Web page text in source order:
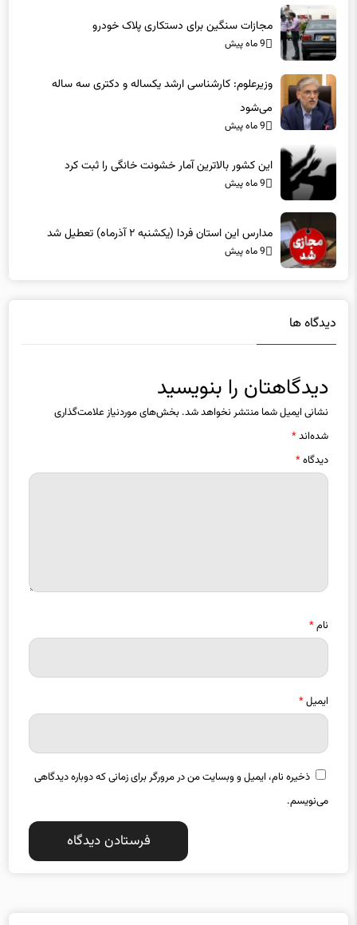
مجازات سنگین برای دستکاری پلاک خودرو
9 ماه پیش
وزیرعلوم: کارشناسی ارشد یکساله و دکتری سه ساله
می‌شود
9 ماه پیش
این کشور بالاترین آمار خشونت خانگی را ثبت کرد
9 ماه پیش
مدارس این استان فردا (یکشنبه ۲ آذرماه) تعطیل شد
9 ماه پیش
دیدگاه ها
دیدگاهتان را بنویسید
نشانی ایمیل شما منتشر نخواهد شد. بخش‌های موردنیاز علامت‌گذاری
شده‌اند*
دیدگاه*
نام*
ایمیل*
ذخیره نام، ایمیل و وبسایت من در مرورگر برای زمانی که دوباره دیدگاهی
می‌نویسم.